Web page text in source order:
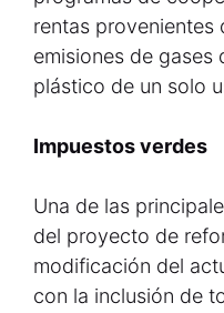
rentas provenientes
emisiones de gases
plástico de un solo
Impuestos verdes
Una de las
del proyecto de
modificación del
con la inclusión de